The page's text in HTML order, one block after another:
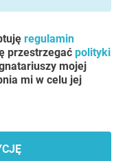
regulamin
przestrzegać polityki
mojej
mi w celu jej